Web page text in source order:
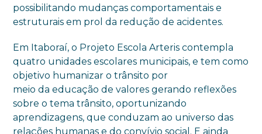
possibilitando mudanças comportamentais e
estruturais em prol da redução de acidentes.
Em Itaboraí, o Projeto Escola Arteris contempla
quatro unidades escolares municipais, e tem como
objetivo humanizar o trânsito por
meio da educação de valores gerando reflexões
sobre o tema trânsito, oportunizando
aprendizagens, que conduzam ao universo das
relações humanas e do convívio social. E ainda